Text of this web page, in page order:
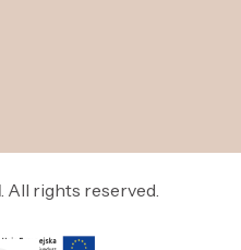
. All rights reserved.